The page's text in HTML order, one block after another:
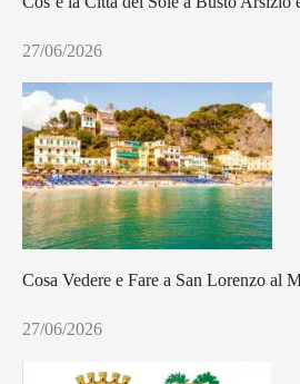
27/06/2026
Cosa Vedere e Fare a San Lorenzo al
27/06/2026